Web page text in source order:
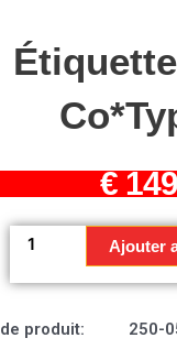
€
quantité
Étiquette,
Co*TypeB.*
Ajouter
produit: 250-